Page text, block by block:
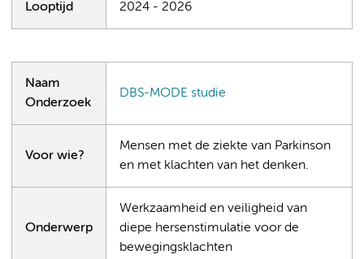
Looptijd 2024 - 2026
Naam
Onderzoek
DBS-MODE studie
Voor wie?
Mensen met de ziekte van Parkinson
en met klachten van het denken.
Onderwerp
Werkzaamheid en veiligheid van
diepe hersenstimulatie voor de
bewegingsklachten